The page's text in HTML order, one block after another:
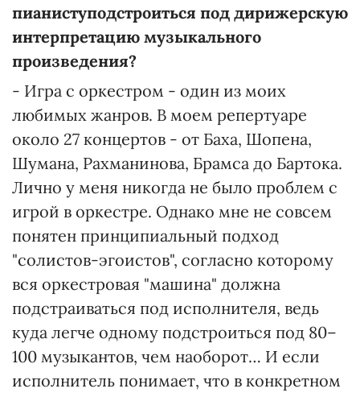
пианиступодстроиться под дирижерскую
интерпретацию музыкального
произведения?
- Игра с оркестром - один из моих
любимых жанров. В моем репертуаре
около 27 концертов - от Баха, Шопена,
Шумана, Рахманинова, Брамса до Бартока.
Лично у меня никогда не было проблем с
игрой в оркестре. Однако мне не совсем
понятен принципиальный подход
"солистов-эгоистов", согласно которому
вся оркестровая "машина" должна
подстраиваться под исполнителя, ведь
куда легче одному подстроиться под 80–
100 музыкантов, чем наоборот… И если
исполнитель понимает, что в конкретном